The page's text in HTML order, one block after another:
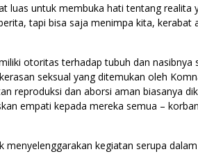
luas untuk membuka hati tentang realita
tapi bisa saja menimpa kita, kerabat
otoritas terhadap tubuh dan nasibnya
seksual yang ditemukan oleh
reproduksi dan aborsi aman biasanya
empati kepada mereka semua –
kegiatan serupa